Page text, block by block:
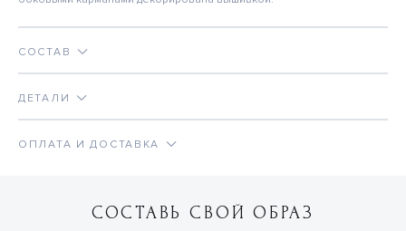
СОСТАВ
ДЕТАЛИ
ОПЛАТА И ДОСТАВКА
СОСТАВЬ СВОЙ ОБРАЗ